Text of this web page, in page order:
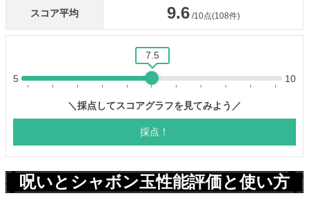
呪いとシャボン玉性能評価と使い方